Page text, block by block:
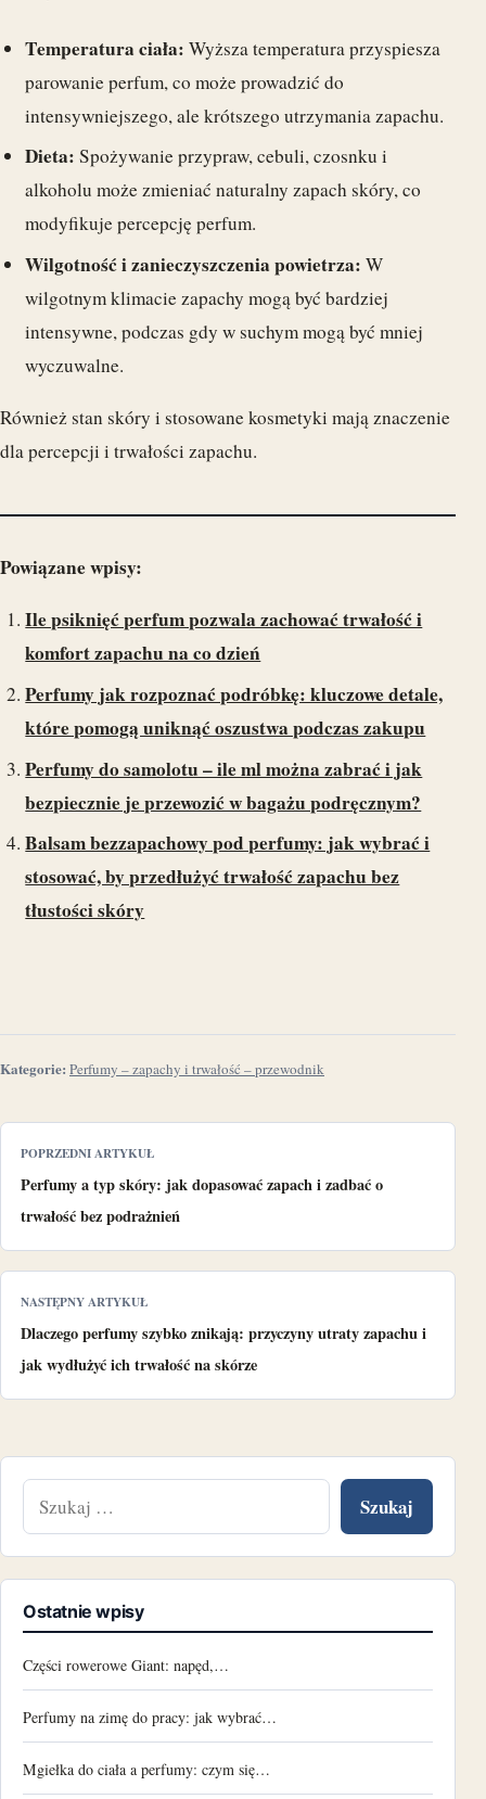
Temperatura ciała: Wyższa temperatura przyspiesza
parowanie perfum, co może prowadzić do
intensywniejszego, ale krótszego utrzymania zapachu.
Dieta: Spożywanie przypraw, cebuli, czosnku i
alkoholu może zmieniać naturalny zapach skóry, co
modyfikuje percepcję perfum.
Wilgotność i zanieczyszczenia powietrza: W
wilgotnym klimacie zapachy mogą być bardziej
intensywne, podczas gdy w suchym mogą być mniej
wyczuwalne.
Również stan skóry i stosowane kosmetyki mają znaczenie
dla percepcji i trwałości zapachu.
Powiązane wpisy:
Ile psiknięć perfum pozwala zachować trwałość i
komfort zapachu na co dzień
Perfumy jak rozpoznać podróbkę: kluczowe detale,
które pomogą uniknąć oszustwa podczas zakupu
Perfumy do samolotu – ile ml można zabrać i jak
bezpiecznie je przewozić w bagażu podręcznym?
Balsam bezzapachowy pod perfumy: jak wybrać i
stosować, by przedłużyć trwałość zapachu bez
tłustości skóry
Kategorie: Perfumy – zapachy i trwałość – przewodnik
POPRZEDNI ARTYKUŁ
Perfumy a typ skóry: jak dopasować zapach i zadbać o
trwałość bez podrażnień
NASTĘPNY ARTYKUŁ
Dlaczego perfumy szybko znikają: przyczyny utraty zapachu i
jak wydłużyć ich trwałość na skórze
Ostatnie wpisy
Części rowerowe Giant: napęd,…
Perfumy na zimę do pracy: jak wybrać…
Mgiełka do ciała a perfumy: czym się…